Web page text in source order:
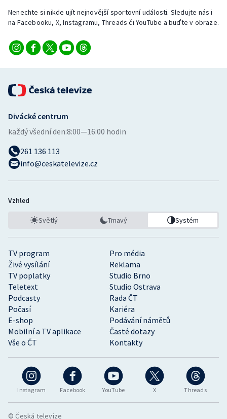
Nenechte si nikde ujít nejnovější sportovní události. Sledujte nás i
na Facebooku, X, Instagramu, Threads či YouTube a buďte v obraze.
Instagram Facebook YouTube X Threads
TV program
Pro média
Živé vysílání
Reklama
TV poplatky
Studio Brno
Teletext
Studio Ostrava
Podcasty
Rada ČT
Počasí
Kariéra
E-shop
Podávání námětů
Mobilní a TV aplikace
Časté dotazy
Vše o ČT
Kontakty
Divácké centrum
každý všední den:8:00—16:00 hodin
261 136 113
info@ceskatelevize.cz
Vzhled
Světlý Tmavý Systém
© Česká televize